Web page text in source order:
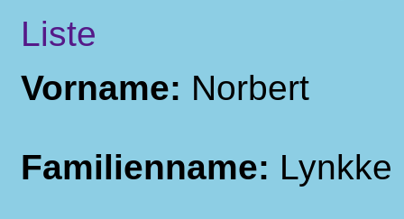
Liste
Vorname: Norbert
Familienname: Lynkke